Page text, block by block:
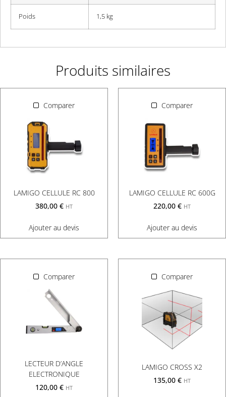
Poids 1,5 kg
Produits similaires
Comparer
LAMIGO CELLULE RC 800
380,00 € HT
Ajouter au devis
Comparer
LAMIGO CELLULE RC 600G
220,00 € HT
Ajouter au devis
Comparer
LECTEUR D’ANGLE
ELECTRONIQUE
120,00 € HT
Comparer
LAMIGO CROSS X2
135,00 € HT